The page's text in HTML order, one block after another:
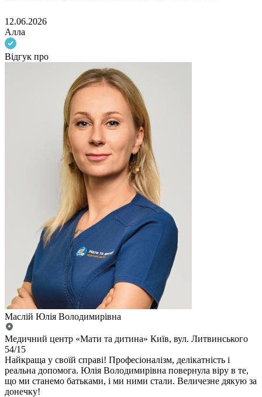
12.06.2026
Алла
Відгук про
Маслій Юлія Володимирівна
Медичний центр «Мати та дитина» Київ, вул. Литвинського
54/15
Найкраща у своїй справі! Професіоналізм, делікатність і
реальна допомога. Юлія Володимирівна повернула віру в те,
що ми станемо батьками, і ми ними стали. Величезне дякую за
донечку!